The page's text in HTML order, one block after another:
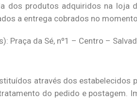
dos produtos adquiridos na loja
a entrega cobrados no
Praça da Sé, nº1 – Centro –
através dos estabelecidos
do pedido e postagem.